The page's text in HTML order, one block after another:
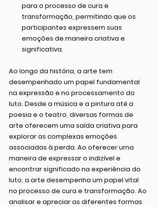
para o processo de cura e
transformação, permitindo que os
participantes expressem suas
emoções de maneira criativa e
significativa.
Ao longo da história, a arte tem
desempenhado um papel fundamental
na expressão e no processamento do
luto. Desde a música e a pintura até a
poesia e o teatro, diversas formas de
arte oferecem uma saída criativa para
explorar as complexas emoções
associadas à perda. Ao oferecer uma
maneira de expressar o indizível e
encontrar significado na experiência do
luto, a arte desempenha um papel vital
no processo de cura e transformação. Ao
analisar e apreciar as diferentes formas